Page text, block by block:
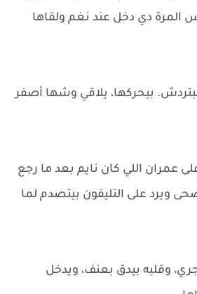
بس المرة دي دخل عند نغم ولقاها
مبتردش. بيحركها، يلاقي وشها أصفر
عمران اللي كان نايم بعد ما رجع
ويرد على التليفون بيتصدم لما
وقلبه بيدق بعنف، ويدخل